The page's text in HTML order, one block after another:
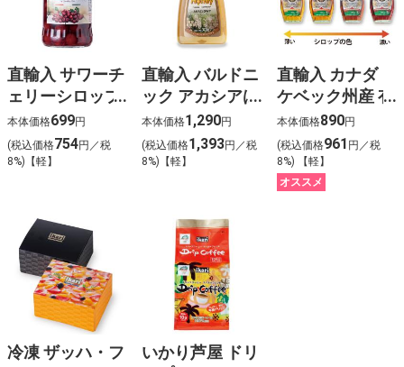
直輸入 サワーチ
ェリーシロップ
漬け
本体価格699円
(税込価格754円／税
8%)【軽】
直輸入 バルドニ
ック アカシアは
ちみつ
本体価格1,290円
(税込価格1,393円／税
8%)【軽】
直輸入 カナダ
ケベック州産 有
機メープルシロ
ップ
本体価格890円
(税込価格961 円／税
8%) 【軽】
オススメ
冷凍 ザッハ・フ
いかり芦屋 ドリ